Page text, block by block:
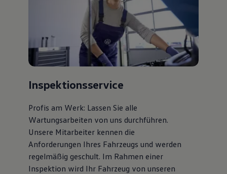
Inspektionsservice
Profis am Werk: Lassen Sie alle
Wartungsarbeiten von uns durchführen.
Unsere Mitarbeiter kennen die
Anforderungen Ihres Fahrzeugs und werden
regelmäßig geschult. Im Rahmen einer
Inspektion wird Ihr Fahrzeug von unseren